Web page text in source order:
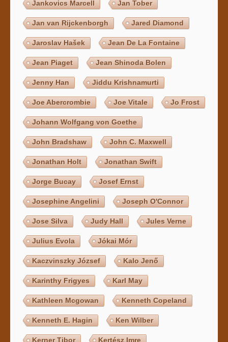
Jankovics Marcell Jan Tober
Jan van Rijckenborgh Jared Diamond
Jaroslav Hašek Jean De La Fontaine
Jean Piaget Jean Shinoda Bolen
Jenny Han Jiddu Krishnamurti
Joe Abercrombie Joe Vitale Jo Frost
Johann Wolfgang von Goethe
John Bradshaw John C. Maxwell
Jonathan Holt Jonathan Swift
Jorge Bucay Josef Ernst
Josephine Angelini Joseph O'Connor
Jose Silva Judy Hall Jules Verne
Julius Evola Jókai Mór
Kaczvinszky József Kalo Jenő
Karinthy Frigyes Karl May
Kathleen Mcgowan Kenneth Copeland
Kenneth E. Hagin Ken Wilber
Kerner Tibor Kertész Imre